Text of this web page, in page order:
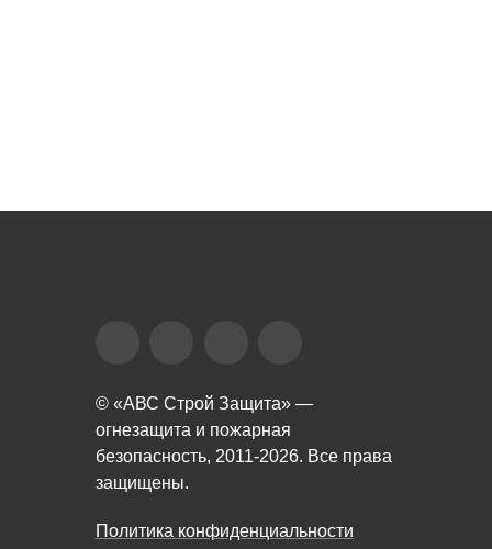
© «АВС Строй Защита» —
огнезащита и пожарная
безопасность, 2011-2026. Все права
защищены.
Политика конфиденциальности